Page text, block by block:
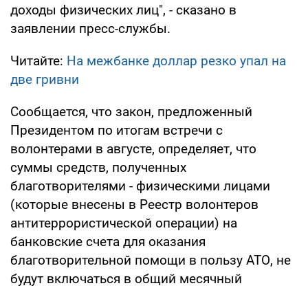
доходы физических лиц", - сказано в
заявлении пресс-службы.
Читайте: На межбанке доллар резко упал на
две гривни
Сообщается, что закон, предложенный
Президентом по итогам встречи с
волонтерами в августе, определяет, что
суммы средств, полученных
благотворителями - физическими лицами
(которые внесены в Реестр волонтеров
антитеррористической операции) на
банковские счета для оказания
благотворительной помощи в пользу АТО, не
будут включаться в общий месячный